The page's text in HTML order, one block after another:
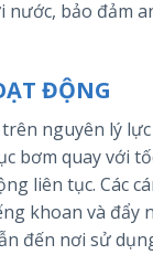
bảo đảm
ĐỘNG
nguyên lý
bơm quay với
liên tục. Các
khoan và đẩy
đến nơi sử